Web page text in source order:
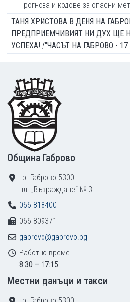
Прогноза и кодове за опасни
ТАНЯ ХРИСТОВА В ДЕНЯ НА
ПРЕДПРИЕМЧИВИЯТ НИ ДУХ ЩЕ
УСПЕХА! /"ЧАСЪТ НА ГАБРОВО -
Footer
Община Габрово
гр. Габрово 5300
пл. „Възраждане“ № 3
066 818400
066 809371
gabrovo@gabrovo.bg
Работно време
8:30 – 17:15
Местни данъци и такси